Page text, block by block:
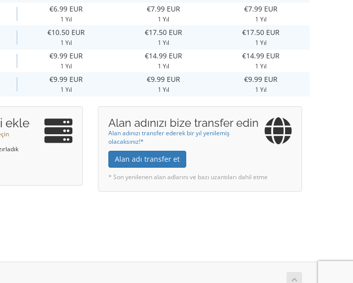
€6.99 EUR
1 Yıl
€7.99 EUR
1 Yıl
€7.99 EUR
1 Yıl
€10.50 EUR
1 Yıl
€17.50 EUR
1 Yıl
€17.50 EUR
1 Yıl
€9.99 EUR
1 Yıl
€14.99 EUR
1 Yıl
€14.99 EUR
1 Yıl
€9.99 EUR
1 Yıl
€9.99 EUR
1 Yıl
€9.99 EUR
1 Yıl
ekle Alan adınızı bize transfer edin
Alan adınızı transfer ederek bir yıl yenilemiş
olacaksınız!*
Alan adı transfer et
* Son yenilenen alan adlarını ve bazı uzantıları dahil etme